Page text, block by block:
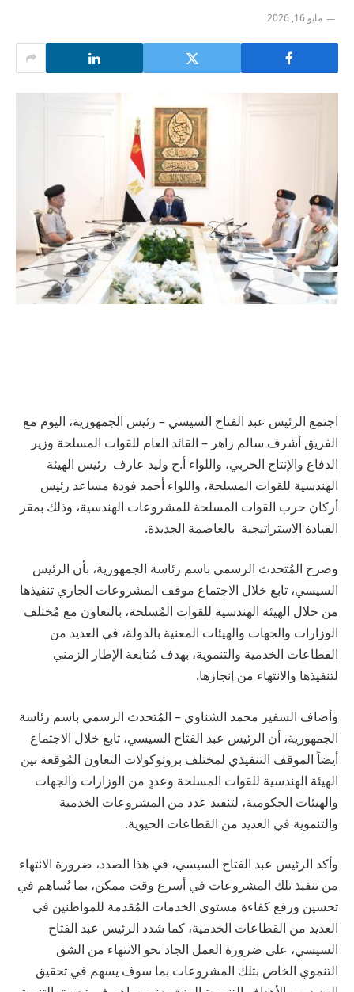
مايو 16, 2026
اجتمع الرئيس عبد الفتاح السيسي – رئيس الجمهورية، اليوم مع
الفريق أشرف سالم زاهر – القائد العام للقوات المسلحة وزير
الدفاع والإنتاج الحربي، واللواء أ.ح وليد عارف رئيس الهيئة
الهندسية للقوات المسلحة، واللواء أحمد فودة مساعد رئيس
أركان حرب القوات المسلحة للمشروعات الهندسية، وذلك بمقر
القيادة الاستراتيجية بالعاصمة الجديدة.
وصرح المُتحدث الرسمي باسم رئاسة الجمهورية، بأن الرئيس
السيسي، تابع خلال الاجتماع موقف المشروعات الجاري تنفيذها
من خلال الهيئة الهندسية للقوات المُسلحة، بالتعاون مع مُختلف
الوزارات والجهات والهيئات المعنية بالدولة، في العديد من
القطاعات الخدمية والتنموية، بهدف مُتابعة الإطار الزمني
لتنفيذها والانتهاء من إنجازها.
وأضاف السفير محمد الشناوي – المُتحدث الرسمي باسم رئاسة
الجمهورية، أن الرئيس عبد الفتاح السيسي، تابع خلال الاجتماع
أيضاً الموقف التنفيذي لمختلف بروتوكولات التعاون المُوقعة بين
الهيئة الهندسية للقوات المسلحة وعددٍ من الوزارات والجهات
والهيئات الحكومية، لتنفيذ عدد من المشروعات الخدمية
والتنموية في العديد من القطاعات الحيوية.
وأكد الرئيس عبد الفتاح السيسي، في هذا الصدد، ضرورة الانتهاء
من تنفيذ تلك المشروعات في أسرع وقت ممكن، بما يُساهم في
تحسين ورفع كفاءة مستوى الخدمات المُقدمة للمواطنين في
العديد من القطاعات الخدمية، كما شدد الرئيس عبد الفتاح
السيسي، على ضرورة العمل الجاد نحو الانتهاء من الشق
التنموي الخاص بتلك المشروعات بما سوف يسهم في تحقيق